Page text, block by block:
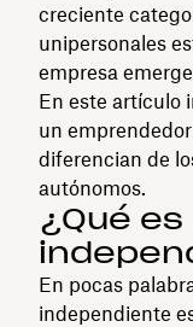
creciente
unipersonales
empresa
En este artículo
un
diferencian de
autónomos.
¿Qué
En pocas
independiente